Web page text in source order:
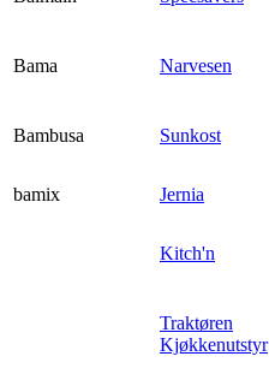
Bama Narvesen
Bambusa Sunkost
bamix
Jernia
Kitch'n
Traktøren
Kjøkkenutstyr